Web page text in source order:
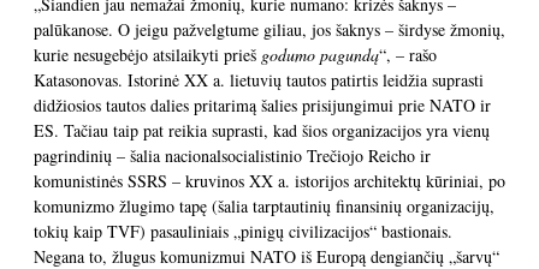
palūkanose. O jeigu pažvelgtume giliau, jos šaknys – širdyse žmonių,
kurie nesugebėjo atsilaikyti prieš godumo pagundą“, – rašo
Katasonovas. Istorinė XX a. lietuvių tautos patirtis leidžia suprasti
didžiosios tautos dalies pritarimą šalies prisijungimui prie NATO ir
ES. Tačiau taip pat reikia suprasti, kad šios organizacijos yra vienų
pagrindinių – šalia nacionalsocialistinio Trečiojo Reicho ir
komunistinės SSRS – kruvinos XX a. istorijos architektų kūriniai, po
komunizmo žlugimo tapę (šalia tarptautinių finansinių organizacijų,
tokių kaip TVF) pasauliniais „pinigų civilizacijos“ bastionais.
Negana to, žlugus komunizmui NATO iš Europą dengiančių „šarvų“